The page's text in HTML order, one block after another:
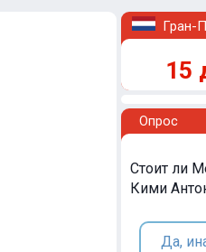
Гран-
15
Опрос
Стоит ли
Кими
Да,